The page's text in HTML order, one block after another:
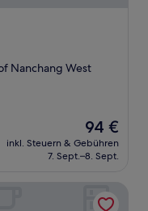
Nanchang West
Der
Preis
beträgt
94 €
inkl. Steuern & Gebühren
7. Sept.–8. Sept.